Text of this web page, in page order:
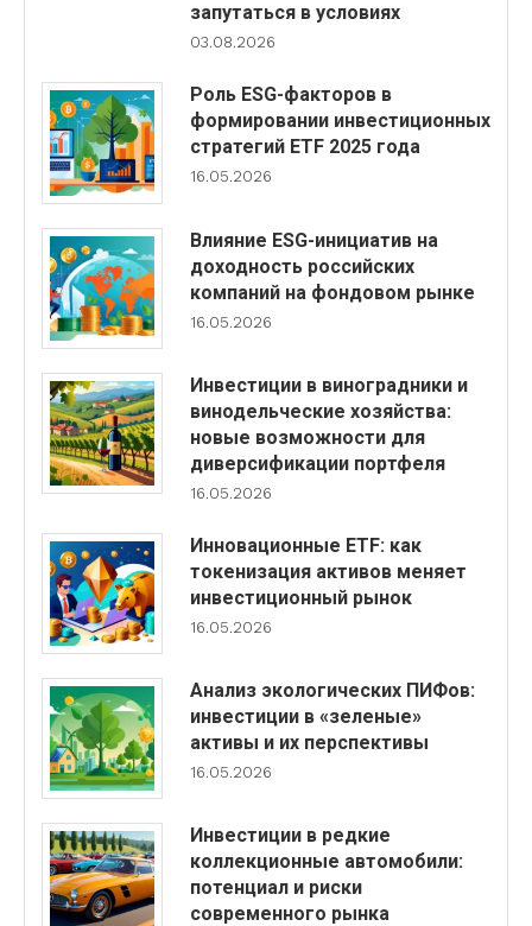
запутаться в условиях
03.08.2026
Роль ESG-факторов в
формировании инвестиционных
стратегий ETF 2025 года
16.05.2026
Влияние ESG-инициатив на
доходность российских
компаний на фондовом рынке
16.05.2026
Инвестиции в виноградники и
винодельческие хозяйства:
новые возможности для
диверсификации портфеля
16.05.2026
Инновационные ETF: как
токенизация активов меняет
инвестиционный рынок
16.05.2026
Анализ экологических ПИФов:
инвестиции в «зеленые»
активы и их перспективы
16.05.2026
Инвестиции в редкие
коллекционные автомобили:
потенциал и риски
современного рынка